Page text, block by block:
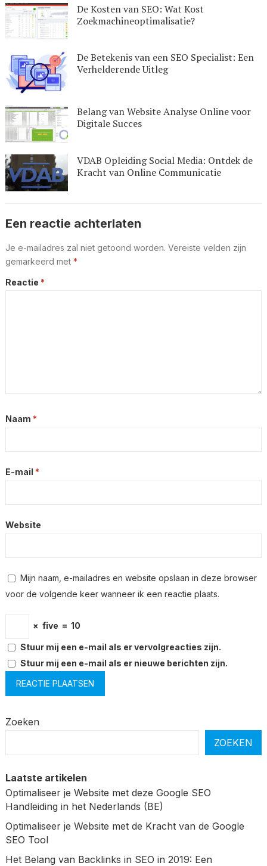
De Kosten van SEO: Wat Kost
Zoekmachineoptimalisatie?
De Betekenis van een SEO Specialist: Een
Verhelderende Uitleg
Belang van Website Analyse Online voor
Digitale Succes
VDAB Opleiding Social Media: Ontdek de
Kracht van Online Communicatie
Een reactie achterlaten
Je e-mailadres zal niet getoond worden. Vereiste velden zijn
gemarkeerd met *
Reactie *
Naam *
E-mail *
Website
Mijn naam, e-mailadres en website opslaan in deze browser
voor de volgende keer wanneer ik een reactie plaats.
× five = 10
Stuur mij een e-mail als er vervolgreacties zijn.
Stuur mij een e-mail als er nieuwe berichten zijn.
Zoeken
ZOEKEN
Laatste artikelen
Optimaliseer je Website met deze Google SEO
Handleiding in het Nederlands (BE)
Optimaliseer je Website met de Kracht van de Google
SEO Tool
Het Belang van Backlinks in SEO in 2019: Een